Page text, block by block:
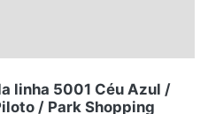
linha 5001 Céu Azul /
/ Park Shopping